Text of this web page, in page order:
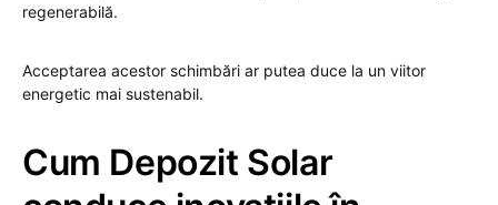
regenerabilă.
Acceptarea acestor schimbări ar putea duce la un viitor
energetic mai sustenabil.
Cum Depozit Solar